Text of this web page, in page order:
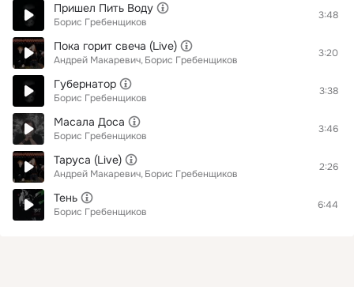
Пришел Пить Воду
Борис Гребенщиков
3:48
Пока горит свеча (Live)
Андрей Макаревич Борис Гребенщиков
3:20
Губернатор
Борис Гребенщиков
3:38
Масала Доса
Борис Гребенщиков
3:46
Таруса (Live)
Андрей Макаревич Борис Гребенщиков
2:26
Тень
Борис Гребенщиков
6:44